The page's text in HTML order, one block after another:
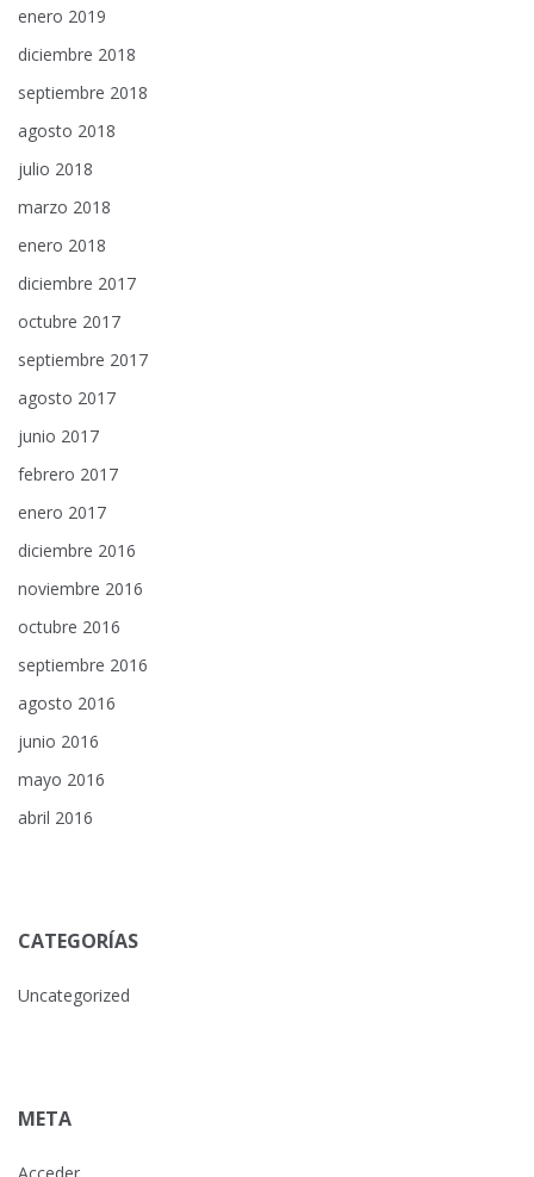
enero 2019
diciembre 2018
septiembre 2018
agosto 2018
julio 2018
marzo 2018
enero 2018
diciembre 2017
octubre 2017
septiembre 2017
agosto 2017
junio 2017
febrero 2017
enero 2017
diciembre 2016
noviembre 2016
octubre 2016
septiembre 2016
agosto 2016
junio 2016
mayo 2016
abril 2016
CATEGORÍAS
Uncategorized
META